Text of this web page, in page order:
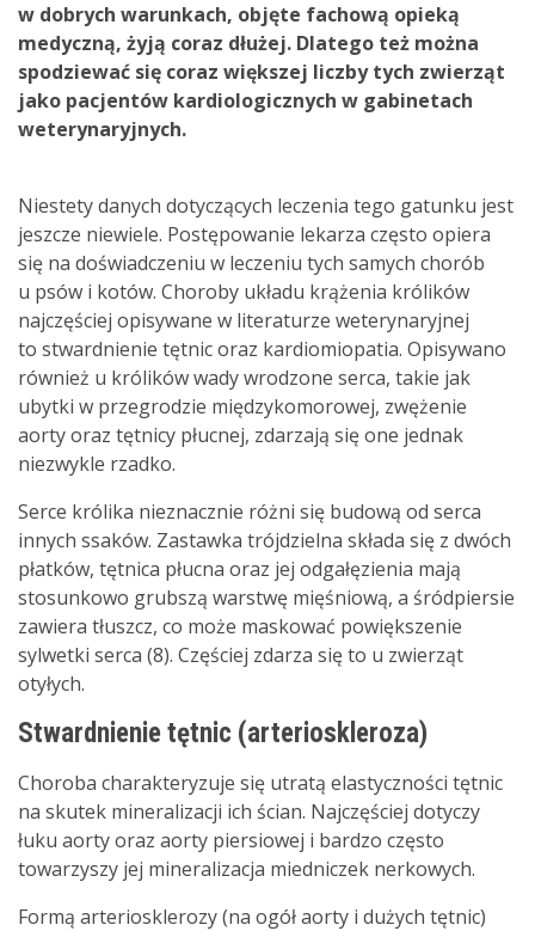
w dobrych warunkach, objęte fachową opieką
medyczną, żyją coraz dłużej. Dlatego też można
spodziewać się coraz większej liczby tych zwierząt
jako pacjentów kardiologicznych w gabinetach
weterynaryjnych.
Niestety danych dotyczących leczenia tego gatunku jest
jeszcze niewiele. Postępowanie lekarza często opiera
się na doświadczeniu w leczeniu tych samych chorób
u psów i kotów. Choroby układu krążenia królików
najczęściej opisywane w literaturze weterynaryjnej
to stwardnienie tętnic oraz kardiomiopatia. Opisywano
również u królików wady wrodzone serca, takie jak
ubytki w przegrodzie międzykomorowej, zwężenie
aorty oraz tętnicy płucnej, zdarzają się one jednak
niezwykle rzadko.
Serce królika nieznacznie różni się budową od serca
innych ssaków. Zastawka trójdzielna składa się z dwóch
płatków, tętnica płucna oraz jej odgałęzienia mają
stosunkowo grubszą warstwę mięśniową, a śródpiersie
zawiera tłuszcz, co może maskować powiększenie
sylwetki serca (8). Częściej zdarza się to u zwierząt
otyłych.
Stwardnienie tętnic (arterioskleroza)
Choroba charakteryzuje się utratą elastyczności tętnic
na skutek mineralizacji ich ścian. Najczęściej dotyczy
łuku aorty oraz aorty piersiowej i bardzo często
towarzyszy jej mineralizacja miedniczek nerkowych.
Formą arteriosklerozy (na ogół aorty i dużych tętnic)